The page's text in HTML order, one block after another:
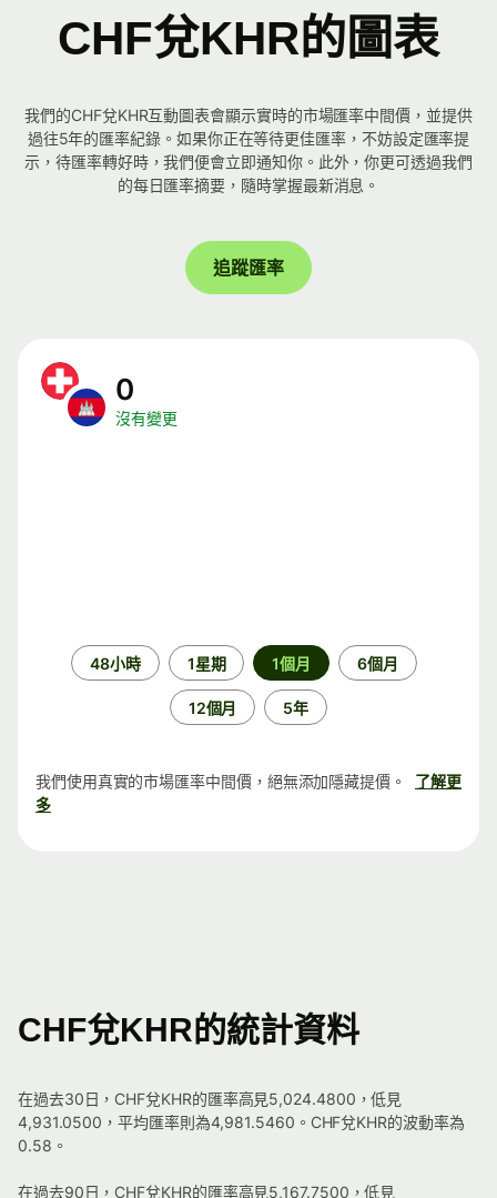
CHF兌KHR的圖表
我們的CHF兌KHR互動圖表會顯示實時的市場匯率中間價，並提供
過往5年的匯率紀錄。如果你正在等待更佳匯率，不妨設定匯率提
示，待匯率轉好時，我們便會立即通知你。此外，你更可透過我們
的每日匯率摘要，隨時掌握最新消息。
追蹤匯率
0
沒有變更
48小時 1星期 1個月 6個月
12個月 5年
我們使用真實的市場匯率中間價，絕無添加隱藏提價。
了解更
多
CHF兌KHR的統計資料
在過去30日，CHF兌KHR的匯率高見5,024.4800，低見
4,931.0500，平均匯率則為4,981.5460。CHF兌KHR的波動率為
0.58。
在過去90日，CHF兌KHR的匯率高見5,167.7500，低見